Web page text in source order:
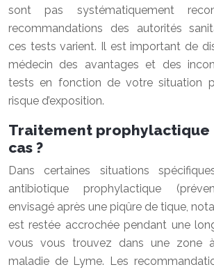
sont pas systématiquement
recommandations des autorités
ces tests varient. Il est important de
médecin des avantages et des
tests en fonction de votre situation
risque d’exposition.
Traitement prophylactique
cas ?
Dans certaines situations
antibiotique prophylactique
envisagé après une piqûre de tique,
est restée accrochée pendant une
vous vous trouvez dans une zone
maladie de Lyme. Les